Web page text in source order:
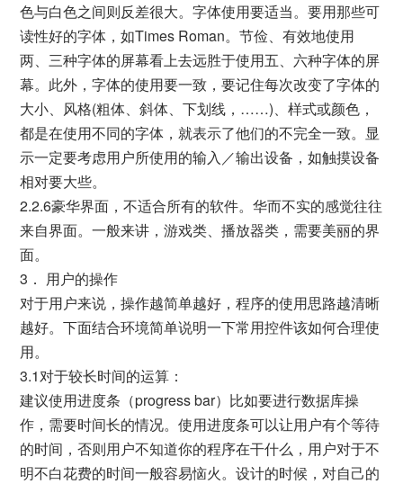
色与白色之间则反差很大。字体使用要适当。要用那些可
读性好的字体，如Times Roman。节俭、有效地使用
两、三种字体的屏幕看上去远胜于使用五、六种字体的屏
幕。此外，字体的使用要一致，要记住每次改变了字体的
大小、风格(粗体、斜体、下划线，……)、样式或颜色，
都是在使用不同的字体，就表示了他们的不完全一致。显
示一定要考虑用户所使用的输入／输出设备，如触摸设备
相对要大些。
2.2.6豪华界面，不适合所有的软件。华而不实的感觉往往
来自界面。一般来讲，游戏类、播放器类，需要美丽的界
面。
3． 用户的操作
对于用户来说，操作越简单越好，程序的使用思路越清晰
越好。下面结合环境简单说明一下常用控件该如何合理使
用。
3.1对于较长时间的运算：
建议使用进度条（progress bar）比如要进行数据库操
作，需要时间长的情况。使用进度条可以让用户有个等待
的时间，否则用户不知道你的程序在干什么，用户对于不
明不白花费的时间一般容易恼火。设计的时候，对自己的